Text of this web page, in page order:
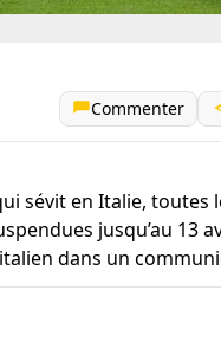
Commenter
sévit en Italie, toutes
jusqu’au 13
dans un